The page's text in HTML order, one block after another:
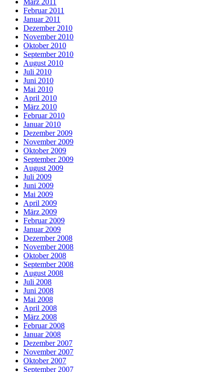
März 2011
Februar 2011
Januar 2011
Dezember 2010
November 2010
Oktober 2010
September 2010
August 2010
Juli 2010
Juni 2010
Mai 2010
April 2010
März 2010
Februar 2010
Januar 2010
Dezember 2009
November 2009
Oktober 2009
September 2009
August 2009
Juli 2009
Juni 2009
Mai 2009
April 2009
März 2009
Februar 2009
Januar 2009
Dezember 2008
November 2008
Oktober 2008
September 2008
August 2008
Juli 2008
Juni 2008
Mai 2008
April 2008
März 2008
Februar 2008
Januar 2008
Dezember 2007
November 2007
Oktober 2007
September 2007